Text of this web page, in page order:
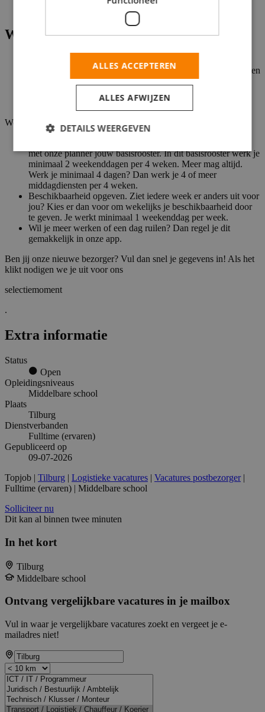
groeien. Bijvoorbeeld naar Installateur of Teamleider.
Wat je kan
Goede beheersing van de Nederlandse taal, want onze klanten
houden van een praatje.
Werken volgens dit rooster:
met onze planner jouw basisrooster. In dit basisrooster werk je
minimaal 2 weekenddagen per 4 weken. Meer mag altijd.
Werk je minimaal 4 dagen? Dan werk je 4 of meer
middagdiensten per 4 weken.
Beschikbaarheid opgeven. Ziet iedere week er anders uit voor
jou? Kies er dan voor om wekelijks je beschikbaarheid door
te geven. Je werkt minimaal 1 weekenddag per week.
Wil je meer werken of een dag ruilen? Dan regel je dit
gemakkelijk in onze app.
Ben jij onze nieuwe bezorger? Vul dan snel je gegevens in! Als het
klikt nodigen we je uit voor ons
selectiemoment
.
Extra informatie
Status
Open
Opleidingsniveaus
Middelbare school
Plaats
Tilburg
Dienstverbanden
Fulltime (ervaren)
Gepubliceerd op
09-07-2026
Topjob | Tilburg | Logistieke vacatures | Vacatures postbezorger|
Fulltime (ervaren) | Middelbare school
Solliciteer nu
Dit kan al binnen twee minuten
In het kort
Tilburg
Middelbare school
Ontvang vergelijkbare vacatures in je mailbox
Vul in waar je vergelijkbare vacatures zoekt en vergeet je e-
mailadres niet!
ALLES ACCEPTEREN
ALLES AFWIJZEN
DETAILS WEERGEVEN